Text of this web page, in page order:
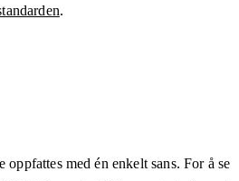
.
med én enkelt sans. For å se